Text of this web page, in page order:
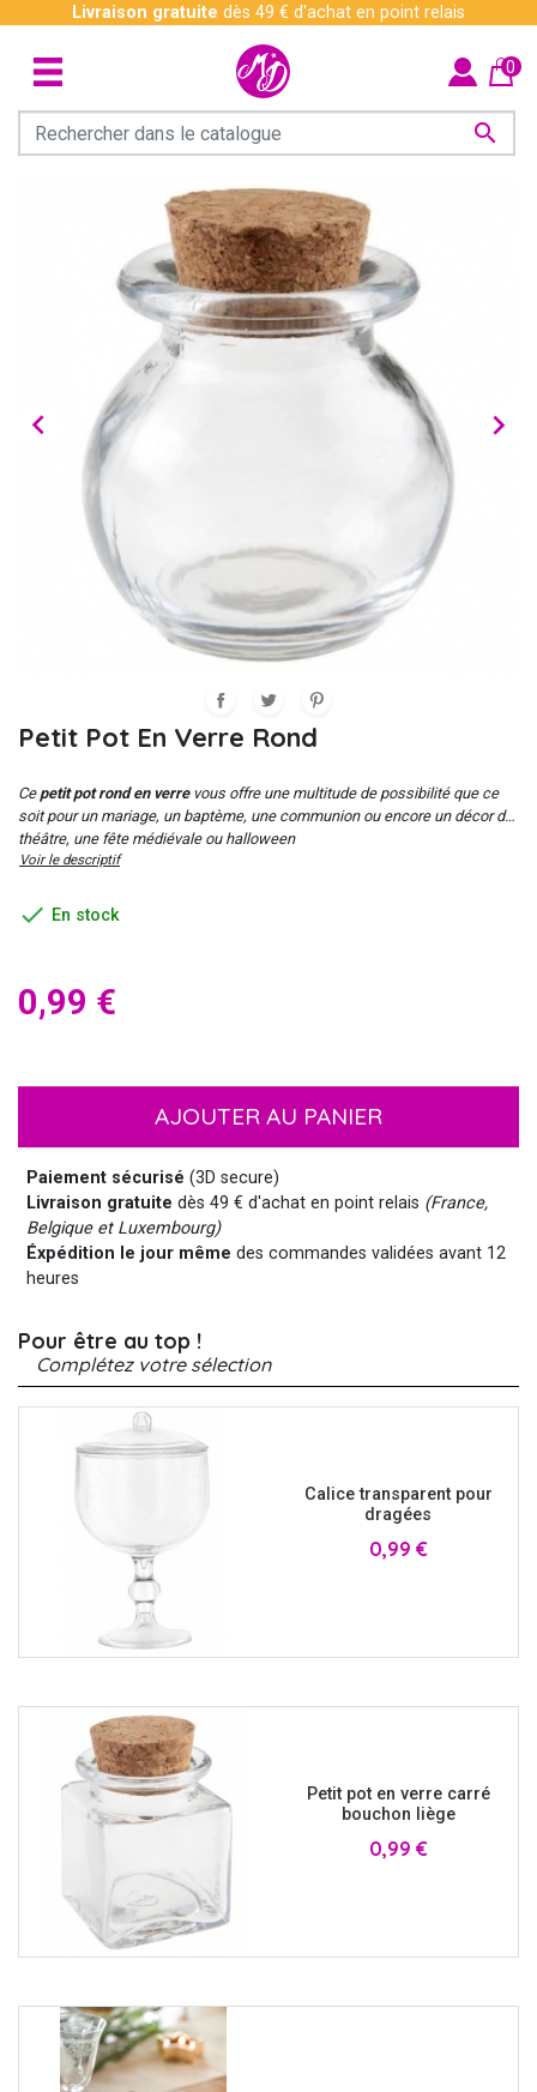
Livraison gratuite dès 49 € d'achat en point relais

0
 
Petit Pot En Verre Rond
Cepetit pot rond en verrevous offre une multitude de possibilité que ce
soit pour un mariage, un baptème, une communion ou encore un décor de
théâtre, une fête médiévale ou halloween
Voir le descriptif
 En stock
0,99 €
AJOUTER AU PANIER
Paiement sécurisé (3D secure)
Livraison gratuite dès 49 € d'achat en point relais (France,
Belgique et Luxembourg)
Éxpédition le jour même des commandes validées avant 12
heures
Pour être au top !
Complétez votre sélection
Calice transparent pour
dragées
Prix
0,99 €
Petit pot en verre carré
bouchon liège
Prix
0,99 €